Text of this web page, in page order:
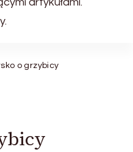
o grzybicy